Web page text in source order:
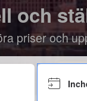
och
priser och